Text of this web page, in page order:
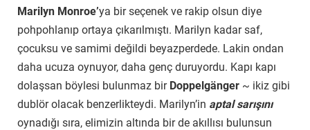
Marilyn Monroe’ya bir seçenek ve rakip olsun diye
pohpohlanıp ortaya çıkarılmıştı. Marilyn kadar saf,
çocuksu ve samimi değildi beyazperdede. Lakin ondan
daha ucuza oynuyor, daha genç duruyordu. Kapı kapı
dolaşsan böylesi bulunmaz bir Doppelgänger ~ ikiz gibi
dublör olacak benzerlikteydi. Marilyn’in aptal sarışını
oynadığı sıra, elimizin altında bir de akıllısı bulunsun